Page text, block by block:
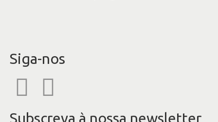
Siga-nos
Subscreva à nossa newsletter